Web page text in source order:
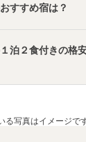
すすめ宿は？
の森」・「龍宮城
スパ・ホテル三
めの宿泊先です。
泊２食付きの格
価格で泊まれる
る写真はイメージです